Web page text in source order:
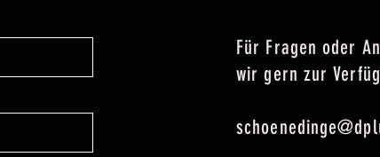
Für Fragen oder
wir gern zur